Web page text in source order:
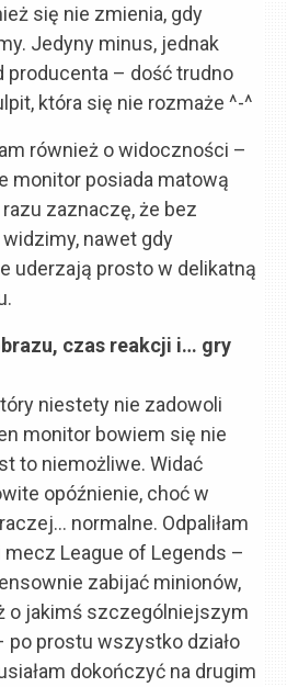
się nie zmienia, gdy
Jedyny minus, jednak
producenta – dość trudno
która się nie rozmaże ^-^
również o widoczności –
monitor posiada matową
zaznaczę, że bez
nawet gdy
uderzają prosto w delikatną
czas reakcji i… gry
niestety nie zadowoli
monitor bowiem się nie
to niemożliwe. Widać
opóźnienie, choć w
normalne. Odpaliłam
League of Legends –
zabijać minionów,
o jakimś szczególniejszym
po prostu wszystko działo
dokończyć na drugim